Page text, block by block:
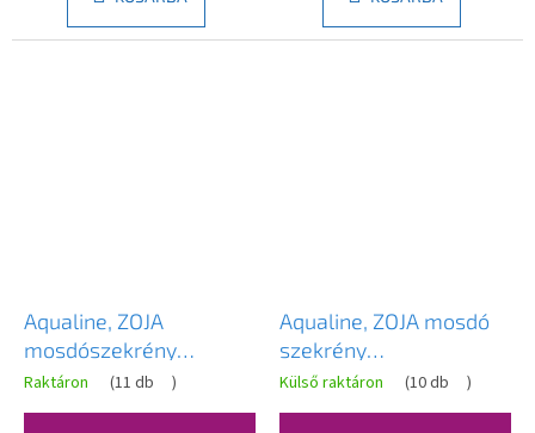
Aqualine, ZOJA
mosdószekrény
40x50x32cm, 1xajtós,
fehér, 51048A
Raktáron (11 db )
Aqualine, ZOJA mosdó
szekrény
39,5x50x22cm, platina
tölgy, 51049DP
Külső raktáron (10 db )